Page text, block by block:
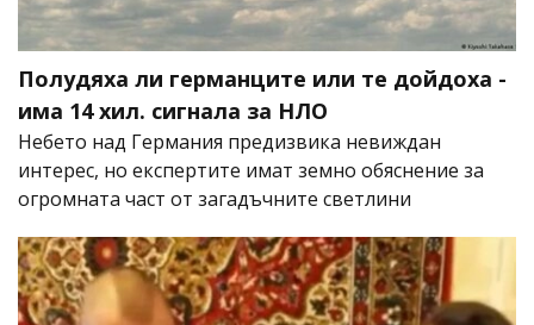
Полудяха ли германците или те дойдоха -
има 14 хил. сигнала за НЛО
Небето над Германия предизвика невиждан
интерес, но експертите имат земно обяснение за
огромната част от загадъчните светлини